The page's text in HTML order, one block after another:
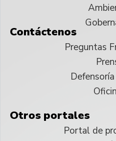
Contáctenos
Preguntas
Otros portales
Portal de